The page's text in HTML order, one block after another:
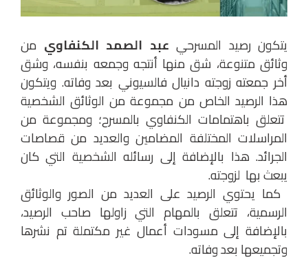
يتكون رصيد المسرحي عبد الصمد الكنفاوي من
وثائق متنوعة، شق منها أنتجه وجمعه بنفسه، وشق
أخر جمعته زوجته دانيال فالسيوني بعد وفاته. ويتكون
هذا الرصيد الخاص من مجموعة من الوثائق الشخصية
تتعلق باهتمامات الكنفاوي بالمسرح؛ ومجموعة من
المراسلات المختلفة المضامين والعديد من قصاصات
الجرائد. هذا بالإضافة إلى رسائله الشخصية التي كان
يبعث بها لزوجته.
كما يحتوي الرصيد على العديد من الصور والوثائق
الرسمية، تتعلق بالمهام التي زاولها صاحب الرصيد،
بالإضافة إلى مسودات أعمال غير مكتملة تم نشرها
وتجميعها بعد وفاته.